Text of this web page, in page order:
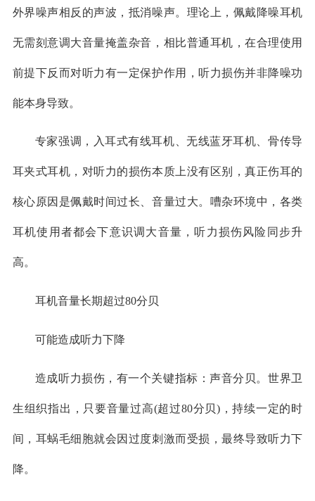
外界噪声相反的声波，抵消噪声。理论上，佩戴降噪耳机
无需刻意调大音量掩盖杂音，相比普通耳机，在合理使用
前提下反而对听力有一定保护作用，听力损伤并非降噪功
能本身导致。
专家强调，入耳式有线耳机、无线蓝牙耳机、骨传导
耳夹式耳机，对听力的损伤本质上没有区别，真正伤耳的
核心原因是佩戴时间过长、音量过大。嘈杂环境中，各类
耳机使用者都会下意识调大音量，听力损伤风险同步升
高。
耳机音量长期超过80分贝
可能造成听力下降
造成听力损伤，有一个关键指标：声音分贝。世界卫
生组织指出，只要音量过高(超过80分贝)，持续一定的时
间，耳蜗毛细胞就会因过度刺激而受损，最终导致听力下
降。